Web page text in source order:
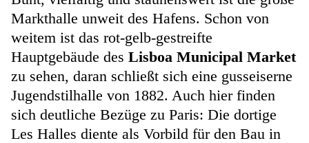
Markthalle unweit des Hafens. Schon von
weitem ist das rot-gelb-gestreifte
Hauptgebäude des Lisboa Municipal Market
zu sehen, daran schließt sich eine gusseiserne
Jugendstilhalle von 1882. Auch hier finden
sich deutliche Bezüge zu Paris: Die dortige
Les Halles diente als Vorbild für den Bau in